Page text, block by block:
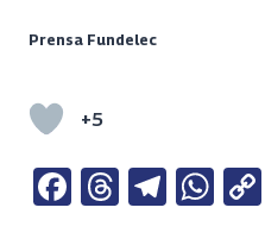
Prensa Fundelec
+5
Fa T
Te W